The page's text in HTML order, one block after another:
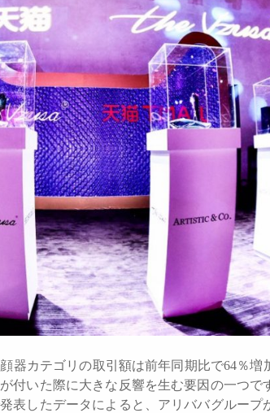
器カテゴリの取引額は前年同期比で64％増
付いた際に大きな反響を生む要因の一つで
表したデータによると、アリババグループ